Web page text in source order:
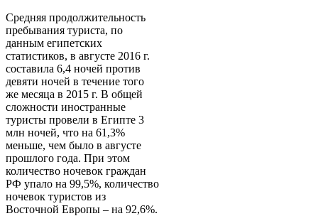
Средняя продолжительность
пребывания туриста, по
данным египетских
статистиков, в августе 2016 г.
составила 6,4 ночей против
девяти ночей в течение того
же месяца в 2015 г. В общей
сложности иностранные
туристы провели в Египте 3
млн ночей, что на 61,3%
меньше, чем было в августе
прошлого года. При этом
количество ночевок граждан
РФ упало на 99,5%, количество
ночевок туристов из
Восточной Европы – на 92,6%.